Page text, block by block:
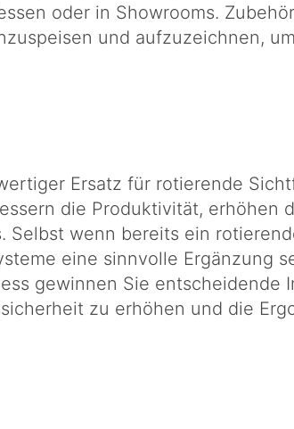
oder in Showrooms.
und aufzuzeichnen,
Ersatz für rotierende
die Produktivität, erhöhen
Selbst wenn bereits ein
eine sinnvolle Ergänzung
gewinnen Sie entscheidende
zu erhöhen und die